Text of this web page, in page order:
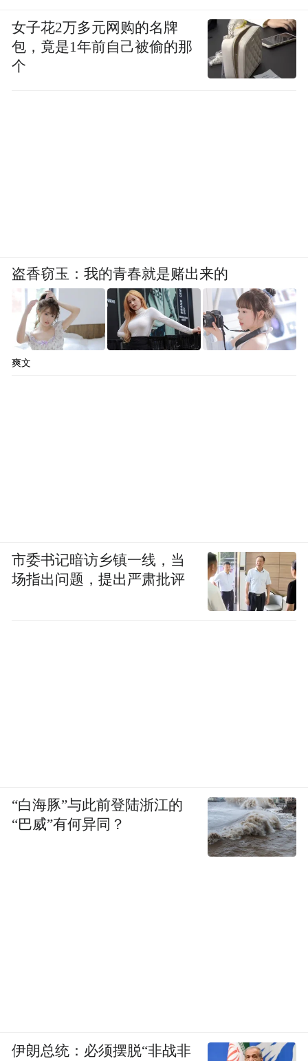
女子花2万多元网购的名牌
包，竟是1年前自己被偷的那
个
盗香窃玉：我的青春就是赌出来的
爽文
市委书记暗访乡镇一线，当
场指出问题，提出严肃批评
“白海豚”与此前登陆浙江的
“巴威”有何异同？
伊朗总统：必须摆脱“非战非